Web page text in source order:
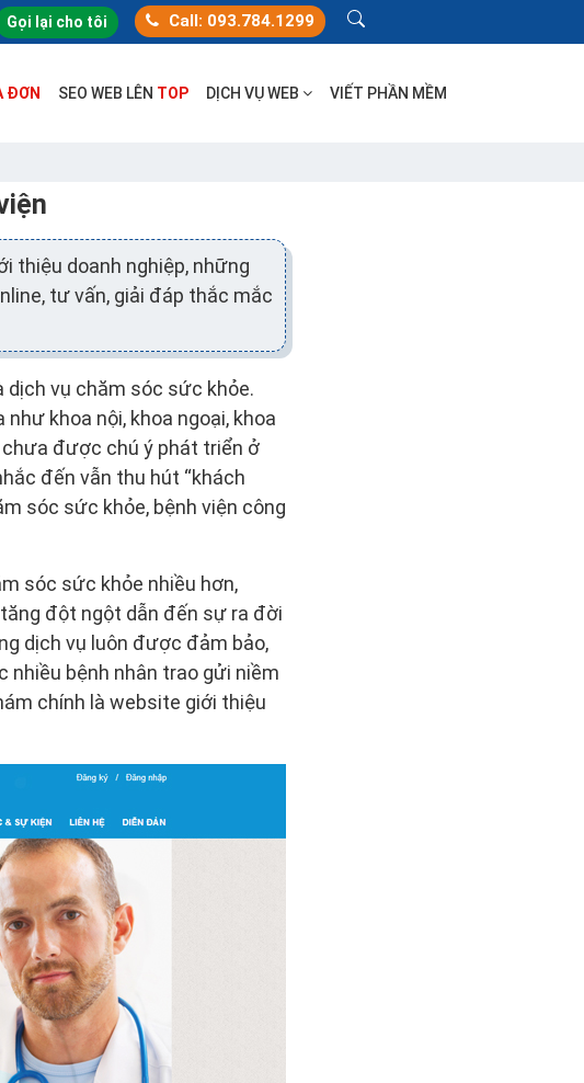
Gọi lại cho tôi Call: 093.784.1299
ĐƠN SEO WEB LÊN TOP DỊCH VỤ WEB VIẾT PHẦN MỀM
thiệu doanh nghiệp, những
tư vấn, giải đáp thắc mắc
dịch vụ chăm sóc sức khỏe.
khoa nội, khoa ngoại, khoa
chưa được chú ý phát triển ở
đến vẫn thu hút “khách
sóc sức khỏe, bệnh viện công
sóc sức khỏe nhiều hơn,
đột ngột dẫn đến sự ra đời
dịch vụ luôn được đảm bảo,
nhiều bệnh nhân trao gửi niềm
chính là website giới thiệu